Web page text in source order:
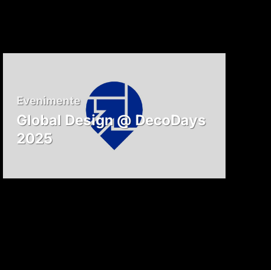
Evenimente
Global Design @ DecoDays
2025